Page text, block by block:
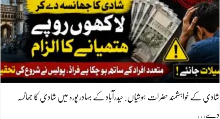
شادی کے خواہشمند حضرات ہوشیاں! حیدرآباد کے بہادر پورہ میں شادی کا جھانسہ
دے…